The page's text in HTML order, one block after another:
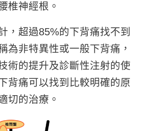
椎神經根。
，超過85%的下背痛找不到
為非特異性或一般下背痛，
術的提升及診斷性注射的使
背痛可以找到比較明確的原
切的治療。